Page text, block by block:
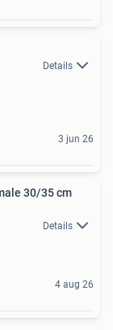
Details
3 jun 26
30/35 cm
Details
4 aug 26